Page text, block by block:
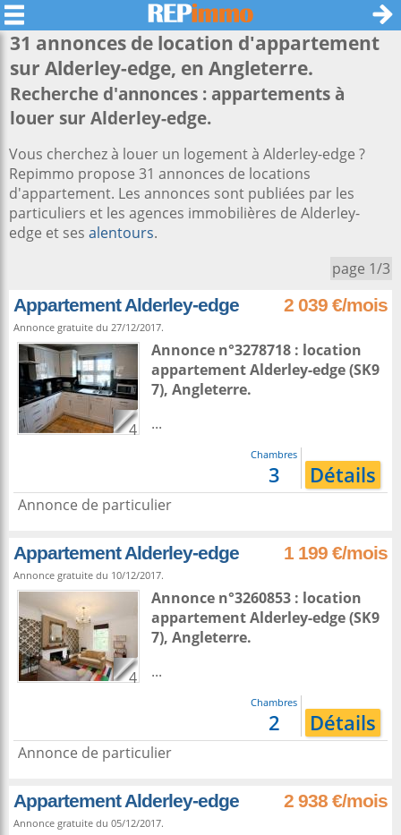
31 annonces de location d'appartement
sur Alderley-edge, en Angleterre.
Recherche d'annonces : appartements à
louer sur Alderley-edge.
Vous cherchez à louer un logement à Alderley-edge ?
Repimmo propose 31 annonces de locations
d'appartement. Les annonces sont publiées par les
particuliers et les agences immobilières de Alderley-
edge et ses alentours.
page 1/3
Appartement Alderley-edge 2 039 €/mois
Annonce gratuite du 27/12/2017.
4
Annonce n°3278718 : location
appartementAlderley-edge(SK9
7), Angleterre.
...
Chambres
3 Détails
Annonce de particulier
Appartement Alderley-edge 1 199 €/mois
Annonce gratuite du 10/12/2017.
4
Annonce n°3260853 : location
appartementAlderley-edge(SK9
7), Angleterre.
...
Chambres
2 Détails
Annonce de particulier
Appartement Alderley-edge 2 938 €/mois
Annonce gratuite du 05/12/2017.